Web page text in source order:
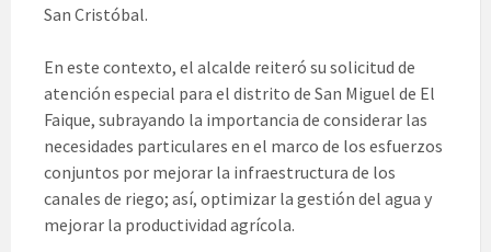
San Cristóbal.
En este contexto, el alcalde reiteró su solicitud de
atención especial para el distrito de San Miguel de El
Faique, subrayando la importancia de considerar las
necesidades particulares en el marco de los esfuerzos
conjuntos por mejorar la infraestructura de los
canales de riego; así, optimizar la gestión del agua y
mejorar la productividad agrícola.